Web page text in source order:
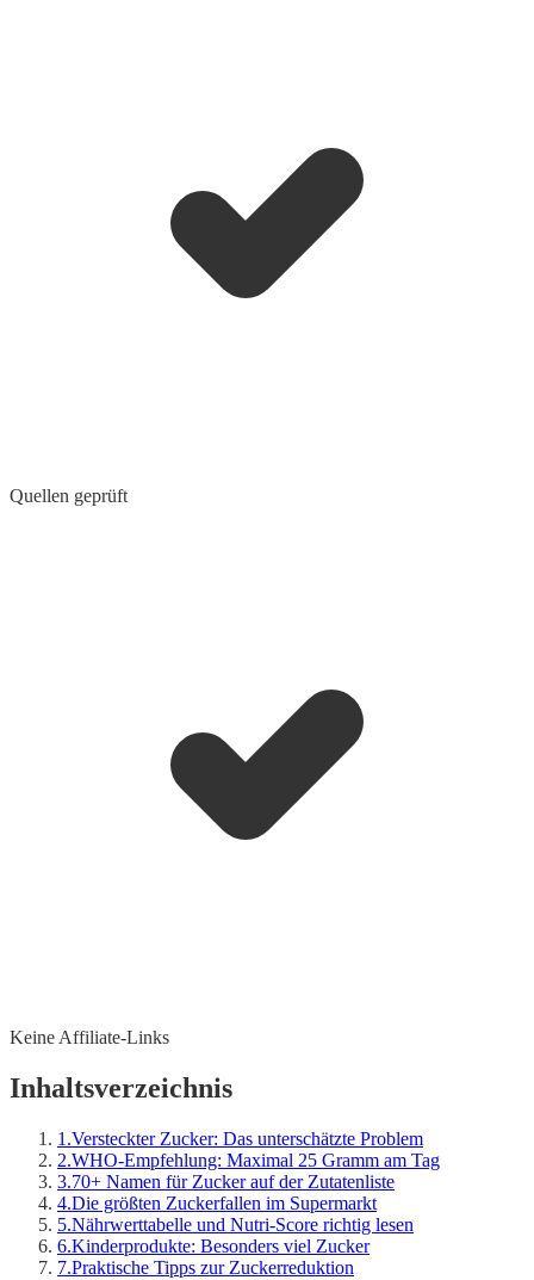
Quellen geprüft
Keine Affiliate-Links
Inhaltsverzeichnis
1 .Versteckter Zucker: Das unterschätzte Problem
2.WHO-Empfehlung: Maximal 25 Gramm am Tag
3.70+ Namen für Zucker auf der Zutatenliste
4.Die größten Zuckerfallen im Supermarkt
5.Nährwerttabelle und Nutri-Score richtig lesen
6.Kinderprodukte: Besonders viel Zucker
7.Praktische Tipps zur Zuckerreduktion